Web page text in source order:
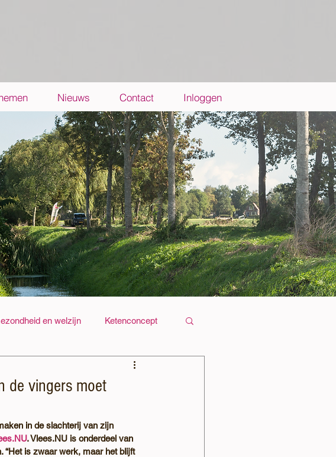
en welzijn Ketenconcept
de vingers moet
in de slachterij van zijn
. Vlees.NU is onderdeel van
“Het is zwaar werk, maar het blijft
Nieuws Contact Inloggen